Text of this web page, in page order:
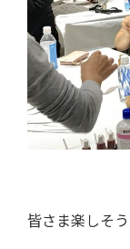
皆さま楽しそ